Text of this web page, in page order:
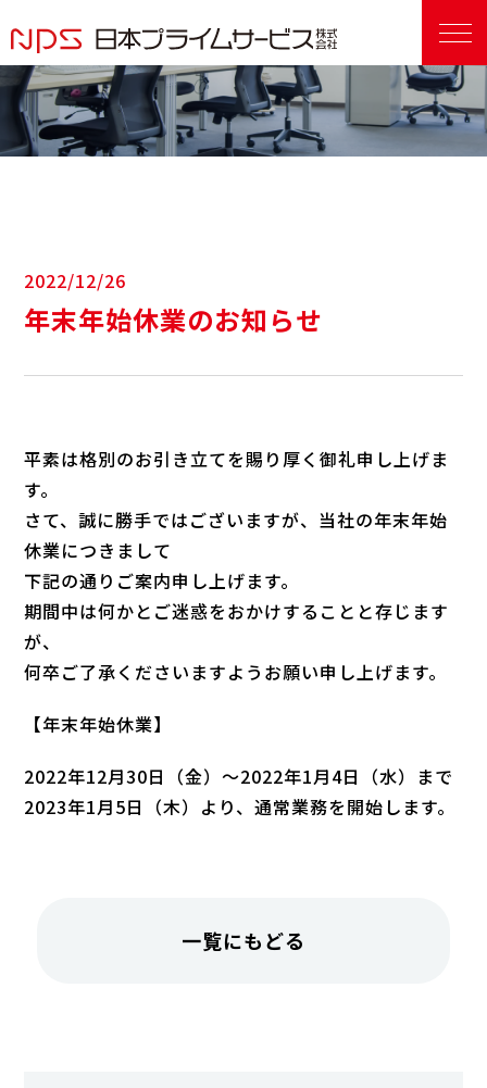
2022/12/26
年末年始休業のお知らせ
平素は格別のお引き立てを賜り厚く御礼申し上げま
す。
さて、誠に勝手ではございますが、当社の年末年始
休業につきまして
下記の通りご案内申し上げます。
期間中は何かとご迷惑をおかけすることと存じます
が、
何卒ご了承くださいますようお願い申し上げます。
【年末年始休業】
2022年12月30日（金）～2022年1月4日（水）
まで
2023年1月5日（木）より、通常業務を開始します。
一覧にもどる